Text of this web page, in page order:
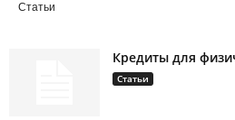
Статьи
Кредиты для
Статьи